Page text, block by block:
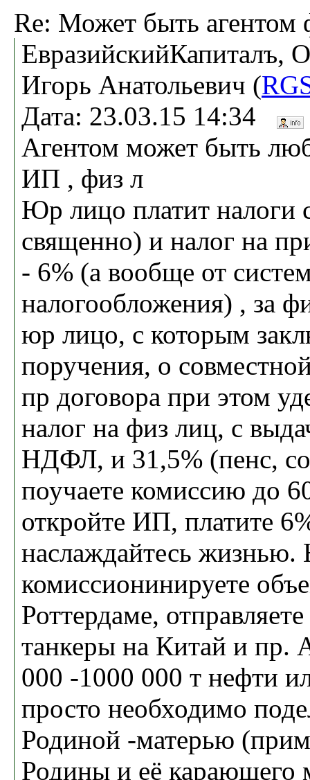
Re: Может быть агентом
ЕвразийскийКапиталъ,
Игорь Анатольевич (
Дата: 23.03.15 14:34
Агентом может быть
ИП , физ л
Юр лицо платит
священно) и налог на
- 6% (а вообще от
налогообложения) , за
юр лицо, с которым
поручения, о
пр договора при этом
налог на физ лиц, с
НДФЛ, и 31,5% (пенс,
поучаете комиссию до
откройте ИП, платите
наслаждайтесь
комиссионинируете
Роттердаме,
танкеры на Китай и пр.
000 -1000 000 т нефти
просто необходимо
Родиной -матерью
Родины и её карающего